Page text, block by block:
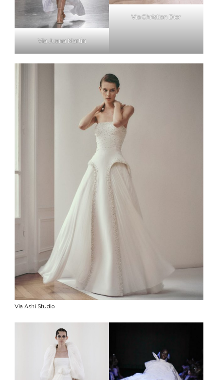
Via Juana Martin
Via Christian Dior
Via Ashi Studio